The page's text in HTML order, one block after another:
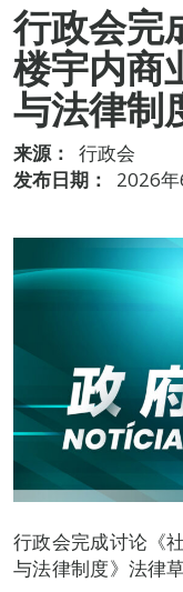
行政会完
楼宇内商
与法律制
来源：
行政会
发布日期：
2026
行政会完成讨论《
与法律制度》法律